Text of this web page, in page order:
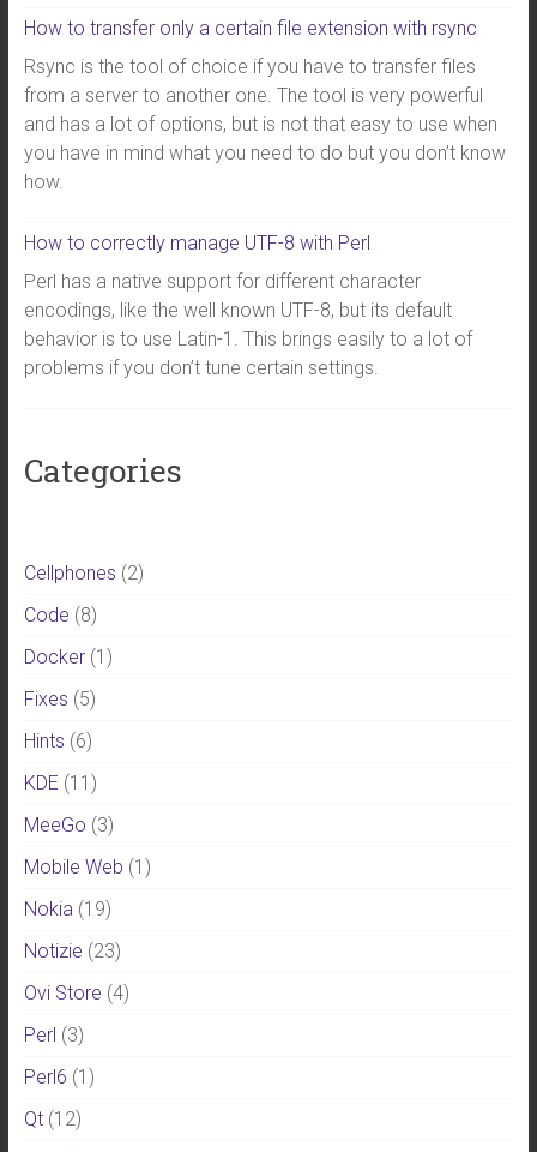
How to transfer only a certain file extension with rsync
Rsync is the tool of choice if you have to transfer files
from a server to another one. The tool is very powerful
and has a lot of options, but is not that easy to use when
you have in mind what you need to do but you don’t know
how.
How to correctly manage UTF-8 with Perl
Perl has a native support for different character
encodings, like the well known UTF-8, but its default
behavior is to use Latin-1. This brings easily to a lot of
problems if you don’t tune certain settings.
Categories
Cellphones (2)
Code (8)
Docker(1)
Fixes (5)
Hints (6)
KDE (11)
MeeGo (3)
Mobile Web (1)
Nokia(19)
Notizie (23)
Ovi Store (4)
Perl (3)
Perl6 (1)
Qt(12)